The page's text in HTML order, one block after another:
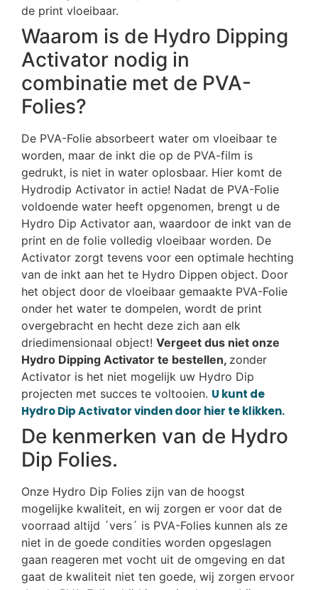
de print vloeibaar.
Waarom is de Hydro Dipping
Activator nodig in
combinatie met de PVA-
Folies?
De PVA-Folie absorbeert water om vloeibaar te
worden, maar de inkt die op de PVA-film is
gedrukt, is niet in water oplosbaar. Hier komt de
Hydrodip Activator in actie! Nadat de PVA-Folie
voldoende water heeft opgenomen, brengt u de
Hydro Dip Activator aan, waardoor de inkt van de
print en de folie volledig vloeibaar worden. De
Activator zorgt tevens voor een optimale hechting
van de inkt aan het te Hydro Dippen object. Door
het object door de vloeibaar gemaakte PVA-Folie
onder het water te dompelen, wordt de print
overgebracht en hecht deze zich aan elk
driedimensionaal object! Vergeet dus niet onze
Hydro Dipping Activator te bestellen, zonder
Activator is het niet mogelijk uw Hydro Dip
projecten met succes te voltooien. U kunt de
Hydro Dip Activator vinden door hier te klikken.
De kenmerken van de Hydro
Dip Folies.
Onze Hydro Dip Folies zijn van de hoogst
mogelijke kwaliteit, en wij zorgen er voor dat de
voorraad altijd ´vers´ is PVA-Folies kunnen als ze
niet in de goede condities worden opgeslagen
gaan reageren met vocht uit de omgeving en dat
gaat de kwaliteit niet ten goede, wij zorgen ervoor